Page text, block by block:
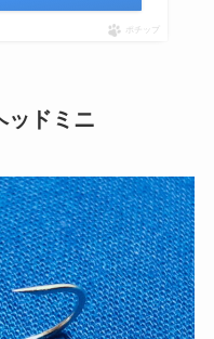
ポチップ
ドミニ